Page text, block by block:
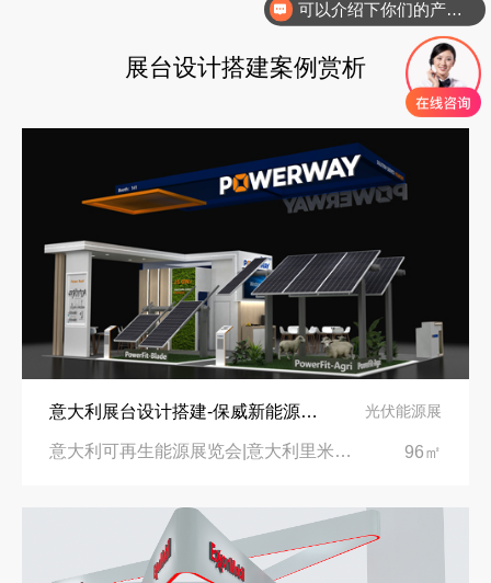
再获殊荣！中励展览荣获世界制药原料中国展可持续金奖
看得见的品质：人民网对中励展览的采访报道
沙特阿拉伯跨境氢能展全流程展台验收现场｜避坑验收指南
印度智能家居展倒计时：智能展台设计区的3个致命陷阱与破局公式
展台设计搭建案例赏析
意大利展台设计搭建-保威新能源在意大利里米尼会展中心推出最新产品-中励展览设计策划公司 光伏能源展
意大利可再生能源展览会|意大利里米尼会展中心 96㎡
可以介绍下你们的产品么